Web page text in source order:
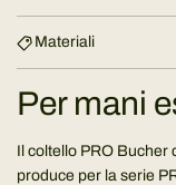
a
l
e
Materiali
Per mani
Il coltello PRO Bucher
produce per la serie